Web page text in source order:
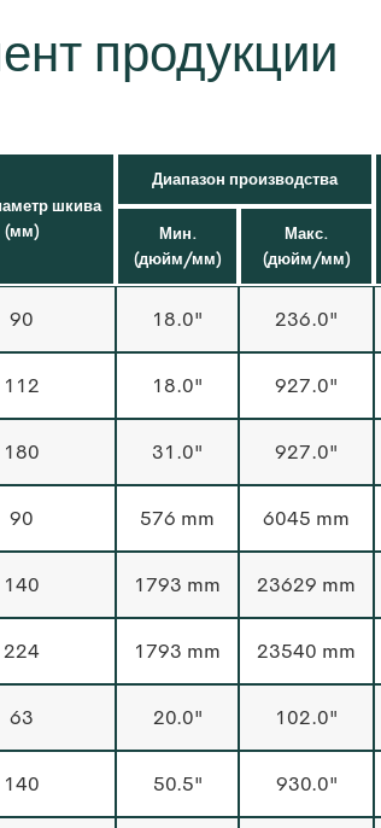
продукции
шкива
(мм)
Диапазон производства
Мин.
(дюйм/мм)
Макс.
(дюйм/мм)
90 18.0" 236.0"
112 18.0" 927.0"
180 31.0" 927.0"
90 576 mm 6045 mm
140 1793 mm 23629 mm
224 1793 mm 23540 mm
63 20.0" 102.0"
140 50.5" 930.0"